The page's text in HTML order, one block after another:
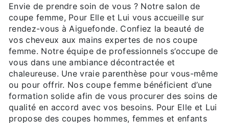
Envie de prendre soin de vous ? Notre salon de
coupe femme, Pour Elle et Lui vous accueille sur
rendez-vous à Aiguefonde. Confiez la beauté de
vos cheveux aux mains expertes de nos coupe
femme. Notre équipe de professionnels s’occupe de
vous dans une ambiance décontractée et
chaleureuse. Une vraie parenthèse pour vous-même
ou pour offrir. Nos coupe femme bénéficient d’une
formation solide afin de vous procurer des soins de
qualité en accord avec vos besoins. Pour Elle et Lui
propose des coupes hommes, femmes et enfants